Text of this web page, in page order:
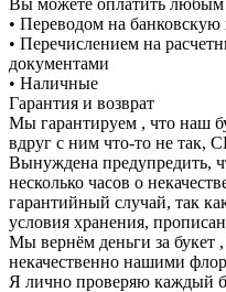
• Переводом на
• Перечислением на
документами
• Наличные
Гарантия и возврат
Мы гарантируем , что наш
вдруг с ним что-то не так,
Вынуждена предупредить,
несколько часов о
гарантийный случай, так
условия хранения,
Мы вернём деньги за букет
некачественно нашими
Я лично проверяю каждый